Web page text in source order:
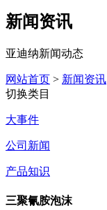
新闻资讯
亚迪纳新闻动态
网站首页 > 新闻资讯
切换类目
大事件
公司新闻
产品知识
三聚氰胺泡沫